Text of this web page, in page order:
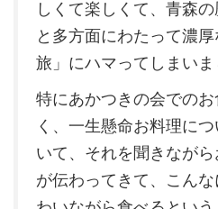
しくて楽しくて、青森
と多方面にわたって濃
旅」にハマってしまいま
特にあかつきの会での
く、一生懸命お料理に
いて、それを聞きなが
が伝わってきて、こん